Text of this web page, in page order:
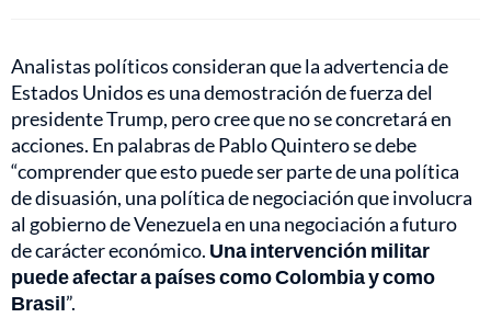
Analistas políticos consideran que la advertencia de
Estados Unidos es una demostración de fuerza del
presidente Trump, pero cree que no se concretará en
acciones. En palabras de Pablo Quintero se debe
“comprender que esto puede ser parte de una política
de disuasión, una política de negociación que involucra
al gobierno de Venezuela en una negociación a futuro
de carácter económico. Una intervención militar
puede afectar a países como Colombia y como
Brasil”.